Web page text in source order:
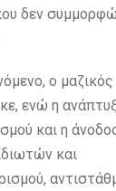
δεν
ο μαζικός
ενώ η
και η
και